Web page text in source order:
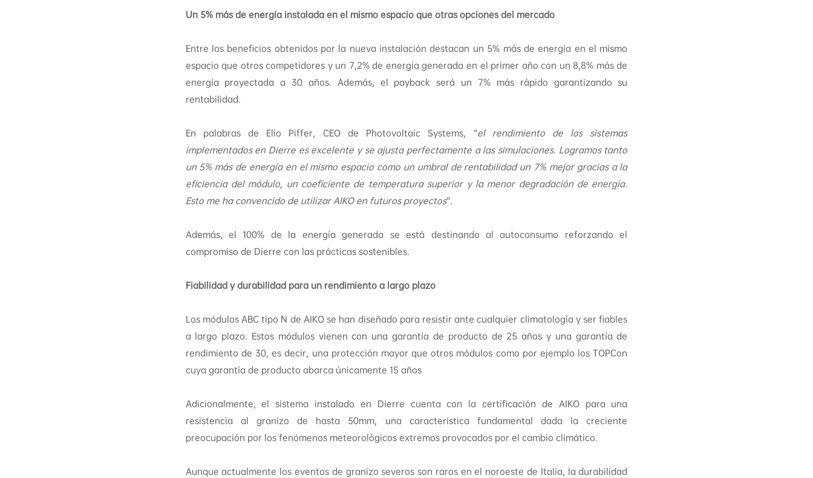
Un 5% más de energía instalada en el mismo espacio que otras opciones del mercado
Entre los beneficios obtenidos por la nueva instalación destacan un 5% más de energía en el mismo
espacio que otros competidores y un 7,2% de energía generada en el primer año con un 8,8% más de
energía proyectada a 30 años. Además, el payback será un 7% más rápido garantizando su
rentabilidad.
En palabras de Elio Piffer, CEO de Photovoltaic Systems, “el rendimiento de los sistemas
implementados en Dierre es excelente y se ajusta perfectamente a las simulaciones. Logramos tanto
un 5% más de energía en el mismo espacio como un umbral de rentabilidad un 7% mejor gracias a la
eficiencia del módulo, un coeficiente de temperatura superior y la menor degradación de energía.
Esto me ha convencido de utilizar AIKO en futuros proyectos”.
Además, el 100% de la energía generada se está destinando al autoconsumo reforzando el
compromiso de Dierre con las prácticas sostenibles.
Fiabilidad y durabilidad para un rendimiento a largo plazo
Los módulos ABC tipo N de AIKO se han diseñado para resistir ante cualquier climatología y ser fiables
a largo plazo. Estos módulos vienen con una garantía de producto de 25 años y una garantía de
rendimiento de 30, es decir, una protección mayor que otros módulos como por ejemplo los TOPCon
cuya garantía de producto abarca únicamente 15 años
Adicionalmente, el sistema instalado en Dierre cuenta con la certificación de AIKO para una
resistencia al granizo de hasta 50mm, una característica fundamental dada la creciente
preocupación por los fenómenos meteorológicos extremos provocados por el cambio climático.
Aunque actualmente los eventos de granizo severos son raros en el noroeste de Italia, la durabilidad